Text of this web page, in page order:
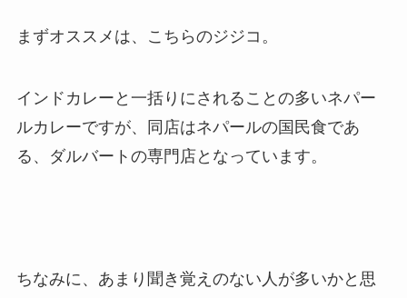
まずオススメは、こちらのジジコ。
インドカレーと一括りにされることの多いネパー
ルカレーですが、同店はネパールの国民食であ
る、ダルバートの専門店となっています。
ちなみに、あまり聞き覚えのない人が多いかと思